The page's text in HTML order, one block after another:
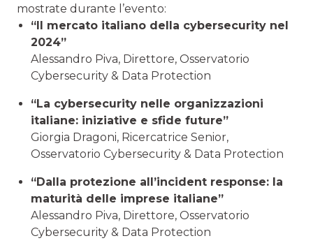
mostrate durante l’evento:
“Il mercato italiano della cybersecurity nel
2024”
Alessandro Piva, Direttore, Osservatorio
Cybersecurity & Data Protection
“La cybersecurity nelle organizzazioni
italiane: iniziative e sfide future”
Giorgia Dragoni, Ricercatrice Senior,
Osservatorio Cybersecurity & Data Protection
“Dalla protezione all’incident response: la
maturità delle imprese italiane”
Alessandro Piva, Direttore, Osservatorio
Cybersecurity & Data Protection